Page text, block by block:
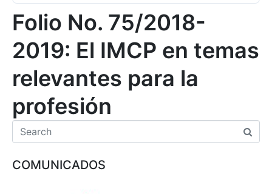
Folio No. 75/2018-
2019: El IMCP en temas
relevantes para la
profesión
COMUNICADOS